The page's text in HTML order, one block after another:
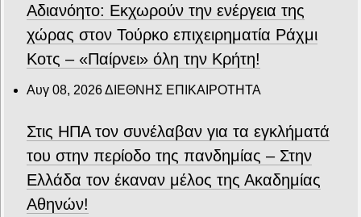
Αδιανόητο: Εκχωρούν την ενέργεια της
χώρας στον Τούρκο επιχειρηματία Ράχμι
Κοτς – «Παίρνει» όλη την Κρήτη!
Αυγ 08, 2026ΔΙΕΘΝΗΣ ΕΠΙΚΑΙΡΟΤΗΤΑ
Στις ΗΠΑ τον συνέλαβαν για τα εγκλήματά
του στην περίοδο της πανδημίας – Στην
Ελλάδα τον έκαναν μέλος της Ακαδημίας
Αθηνών!